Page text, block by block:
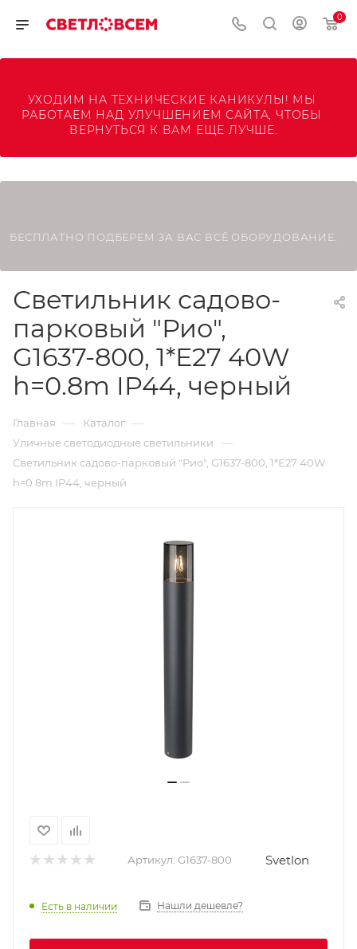
0
УХОДИМ НА ТЕХНИЧЕСКИЕ КАНИКУЛЫ! МЫ
РАБОТАЕМ НАД УЛУЧШЕНИЕМ САЙТА, ЧТОБЫ
ВЕРНУТЬСЯ К ВАМ ЕЩЕ ЛУЧШЕ.
БЕСПЛАТНО ПОДБЕРЕМ ЗА ВАС ВСЁ ОБОРУДОВАНИЕ.
Светильник садово-
парковый "Рио",
G1637-800, 1*Е27 40W
h=0.8m IP44, черный
Главная — Каталог —
Уличные светодиодные светильники —
Светильник садово-парковый "Рио", G1637-800, 1*Е27 40W
h=0.8m IP44, черный
Артикул: G1637-800 Svetlon
Есть в наличии Нашли дешевле?